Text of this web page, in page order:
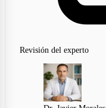
Revisión del experto